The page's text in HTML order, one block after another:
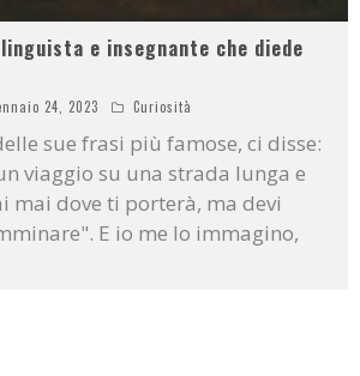
e insegnante che diede
24, 2023 Curiosità
sue frasi più famose, ci disse:
viaggio su una strada lunga e
mai dove ti porterà, ma devi
E io me lo immagino,